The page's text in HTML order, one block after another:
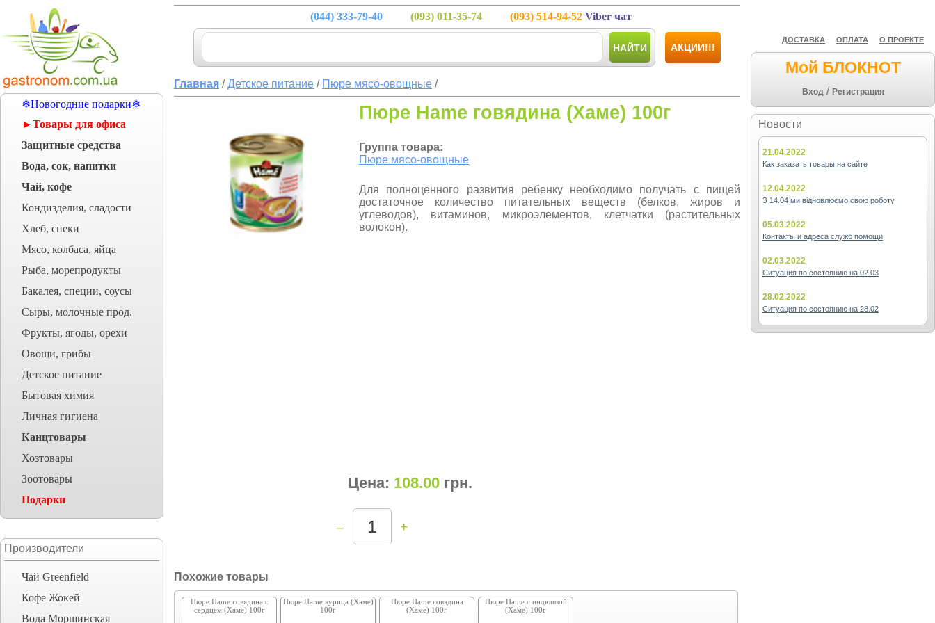
❄Новогодние подарки❄
►Товары для офиса
Защитные средства
Вода, сок, напитки
Чай, кофе
Кондизделия, сладости
Хлеб, снеки
Мясо, колбаса, яйца
Рыба, морепродукты
Бакалея, специи, соусы
Сыры, молочные прод.
Фрукты, ягоды, орехи
Овощи, грибы
Детское питание
Бытовая химия
Личная гигиена
Канцтовары
Хозтовары
Зоотовары
Подарки
Производители
Чай Greenfield
Кофе Жокей
Вода Моршинская
ДОСТАВКА ОПЛАТА О ПРОЕКТЕ
Мой БЛОКНОТ
Вход / Регистрация
Новости
21.04.2022
Как заказать товары на сайте
12.04.2022
З 14.04 ми відновлюємо свою роботу
05.03.2022
Контакты и адреса служб помощи
02.03.2022
Ситуация по состоянию на 02.03
28.02.2022
Ситуация по состоянию на 28.02
(044) 333-79-40 (093) 011-35-74 (093) 514-94-52 Viber чат
НАЙТИ АКЦИИ!!!
Главная /Детское питание / Пюре мясо-овощные /
Пюре Hame говядина (Хаме) 100г
Группа товара:
Пюре мясо-овощные
Для полноценного развития ребенку необходимо получать с пищей
достаточное количество питательных веществ (белков, жиров и
углеводов), витаминов, микроэлементов, клетчатки (растительных
волокон).
Цена: 108.00 грн.
– +
Похожие товары
Пюре Hame говядина с
сердцем (Хаме) 100г
Пюре Hame курица (Хаме)
100г
Пюре Hame говядина
(Хаме) 100г
Пюре Hame с индюшкой
(Хаме) 100г